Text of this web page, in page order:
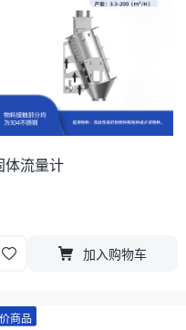
体流量计
加入购物车
商品